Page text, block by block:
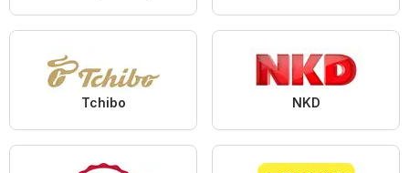
Tchibo NKD